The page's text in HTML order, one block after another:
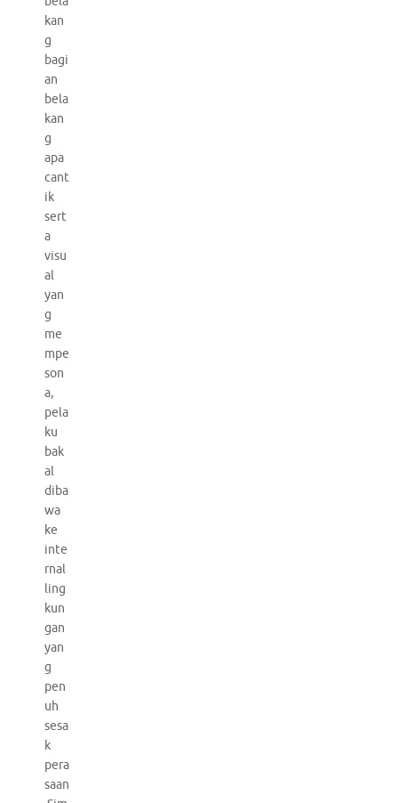
kan
g
bagi
an
bela
kan
g
apa
cant
ik
sert
a
visu
al
yan
g
me
mpe
son
a,
pela
ku
bak
al
diba
wa
ke
inte
rnal
ling
kun
gan
yan
g
pen
uh
sesa
k
pera
saan